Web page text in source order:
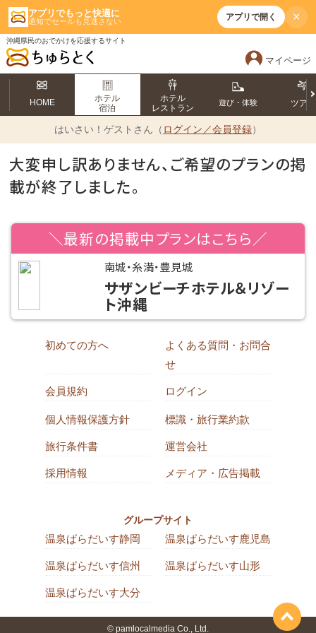
アプリでもっと快適に
通知でセールも見逃さない アプリで開く ×
沖縄県民のおでかけを応援するサイト
マイページ
HOME
ホテル
宿泊
ホテル
レストラン
遊び・体験 ツアー
はいさい！ ゲストさん（ ログイン／会員登録）
大変申し訳ありません、ご希望のプランの掲
載が終了しました。
＼最新の掲載中プランはこちら／
南城・糸満・豊見城
サザンビーチホテル＆リゾー
ト沖縄
初めての方へ
よくある質問・お問合
せ
会員規約 ログイン
個人情報保護方針 標識・旅行業約款
旅行条件書 運営会社
採用情報 メディア・広告掲載
グループサイト
温泉ぱらだいす静岡 温泉ぱらだいす鹿児島
温泉ぱらだいす信州 温泉ぱらだいす山形
温泉ぱらだいす大分
© pamlocalmedia Co., Ltd.